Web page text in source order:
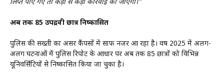
लिप्त पाए गए तो कड़ी से कड़ी कार्रवाई की जाएगी।”
अब तक 85 उपद्रवी छात्र निष्कासित
पुलिस की सख्ती का असर कैंपसों में साफ नजर आ रहा है। वर्ष 2025 में अलग-
अलग घटनाओं में पुलिस रिपोर्ट के आधार पर अब तक 85 छात्रों को विभिन्न
यूनिवर्सिटियों से निष्कासित किया जा चुका है।